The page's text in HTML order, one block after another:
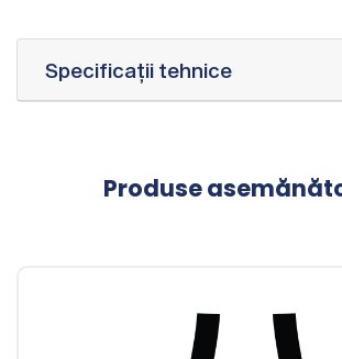
Specificații tehnice
Produse